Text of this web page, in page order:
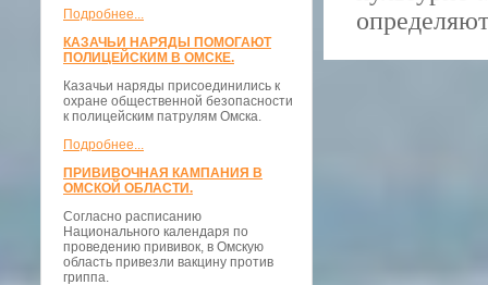
Подробнее...
КАЗАЧЬИ НАРЯДЫ ПОМОГАЮТ
ПОЛИЦЕЙСКИМ В ОМСКЕ.
Казачьи наряды присоединились к
охране общественной безопасности
к полицейским патрулям Омска.
Подробнее...
ПРИВИВОЧНАЯ КАМПАНИЯ В
ОМСКОЙ ОБЛАСТИ.
Согласно расписанию
Национального календаря по
проведению прививок, в Омскую
область привезли вакцину против
гриппа.